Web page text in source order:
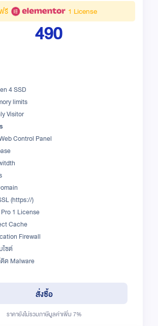
รี 1 License
490
4 SSD
limits
Visitor
Control Panel
(https://)
1 License
Cache
Firewall
ไซต์
ติด Malware
สั่งซื้อ
ราคายังไม่รวมภาษีมูลค่าเพิ่ม 7%